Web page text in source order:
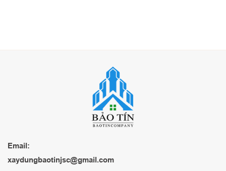
Email:
xaydungbaotinjsc@gmail.com